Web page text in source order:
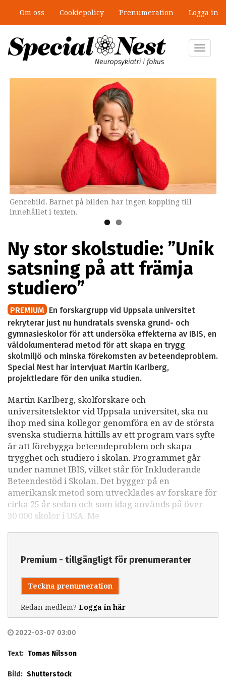
huvudinnehåll
Om oss Cookiepolicy Prenumeration Logga in
Toggle
Genrebild. Barnet på bilden har ingen koppling till
innehållet i texten.
Skolforskaren Martin Karlberg är projektledare för en stor
studie för bättre studiero och ökad trygghet i skolorna.
Ny stor skolstudie: ”Unik
satsning på att främja
studiero”
PREMIUM En forskargrupp vid Uppsala universitet
rekryterar just nu hundratals svenska grund- och
gymnasieskolor för att undersöka effekterna av IBIS, en
väldokumenterad metod för att skapa en trygg
skolmiljö och minska förekomsten av beteendeproblem.
Special Nest har intervjuat Martin Karlberg,
projektledare för den unika studien.
Martin Karlberg, skolforskare och
universitetslektor vid Uppsala universitet, ska nu
ihop med sina kollegor genomföra en av de största
svenska studierna hittills av ett program vars syfte
är att förebygga beteendeproblem och skapa
trygghet och studiero i skolan. Programmet går
under namnet IBIS, vilket står för Inkluderande
Beteendestöd i Skolan. Det bygger på en
amerikansk metod som utvecklades av forskare för
cirka 25 år sedan och som idag används på över
30 000 skolor i USA. Me
Premium - tillgängligt för prenumeranter
Teckna prenumeration
Redan medlem? Logga in här
2022-03-07 03:00
Text: Tomas Nilsson
Bild: Shutterstock